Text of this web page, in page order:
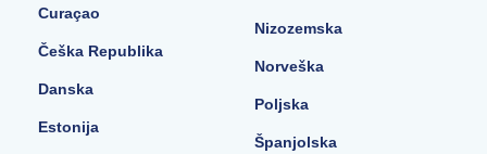
Curaçao
Češka Republika
Danska
Estonija
Nizozemska
Norveška
Poljska
Španjolska